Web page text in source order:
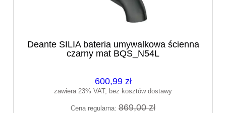
Deante SILIA bateria umywalkowa ścienna
czarny mat BQS_N54L
600,99 zł
zawiera 23% VAT, bez kosztów dostawy
Cena regularna: 869,00 zł